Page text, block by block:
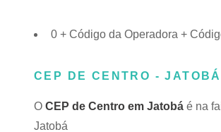
0 + Código da Operadora +
CEP DE CENTRO -
O CEP de Centro em Jatobá é na
Jatobá